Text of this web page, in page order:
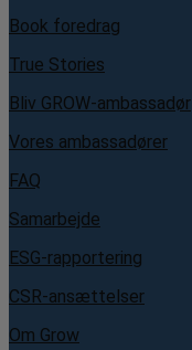
Book foredrag
True Stories
Bliv GROW-ambassadør
Vores ambassadører
FAQ
Samarbejde
ESG-rapportering
CSR-ansættelser
Om Grow